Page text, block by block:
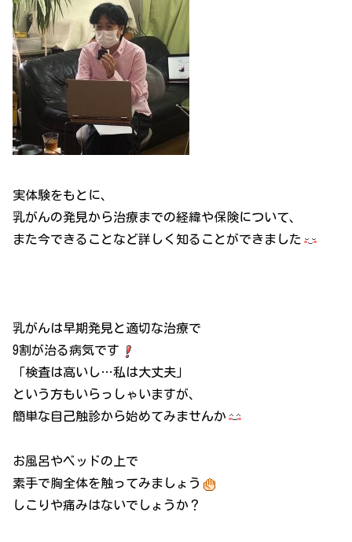
実体験をもとに、
乳がんの発見から治療までの経緯や保険について、
また今できることなど詳しく知ることができました
乳がんは早期発見と適切な治療で
9割が治る病気です
「検査は高いし…私は大丈夫」
という方もいらっしゃいますが、
簡単な自己触診から始めてみませんか
お風呂やベッドの上で
素手で胸全体を触ってみましょう
しこりや痛みはないでしょうか？